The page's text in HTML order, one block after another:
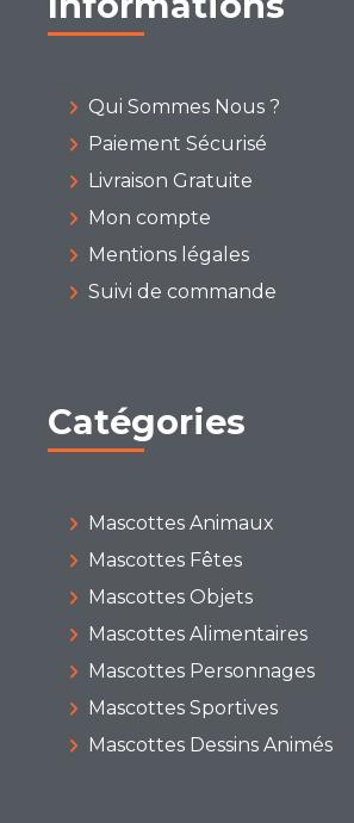
Qui Sommes Nous ?
Paiement Sécurisé
Livraison Gratuite
Mon compte
Mentions légales
Suivi de commande
Catégories
Mascottes Animaux
Mascottes Fêtes
Mascottes Objets
Mascottes Alimentaires
Mascottes Personnages
Mascottes Sportives
Mascottes Dessins Animés